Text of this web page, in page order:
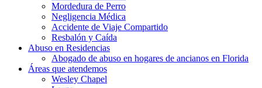
Mordedura de Perro
Negligencia Médica
Accidente de Viaje Compartido
Resbalón y Caída
Abuso en Residencias
Abogado de abuso en hogares de ancianos en Florida
Áreas que atendemos
Wesley Chapel